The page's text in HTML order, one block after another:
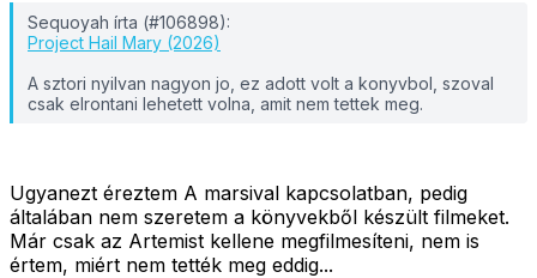
Sequoyah írta (#106898):
Project Hail Mary (2026)
A sztori nyilvan nagyon jo, ez adott volt a konyvbol, szoval
csak elrontani lehetett volna, amit nem tettek meg.
Ugyanezt éreztem A marsival kapcsolatban, pedig
általában nem szeretem a könyvekből készült filmeket.
Már csak az Artemist kellene megfilmesíteni, nem is
értem, miért nem tették meg eddig...